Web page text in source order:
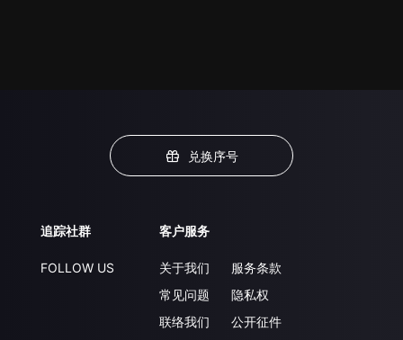
兑换序号
追踪社群
FOLLOW US
客户服务
关于我们
常见问题
联络我们
服务条款
隐私权
公开征件